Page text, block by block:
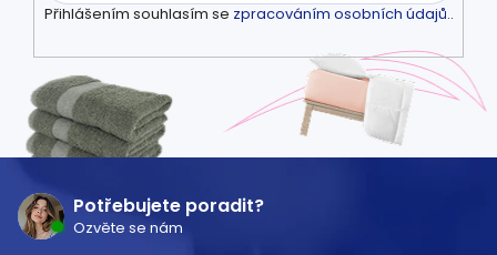
Přihlášením souhlasím se zpracováním osobních údajů..
Potřebujete poradit?
Ozvěte se nám